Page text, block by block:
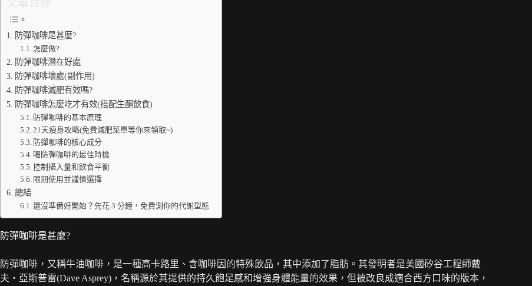
防彈咖啡是甚麼?
怎麼做?
防彈咖啡潛在好處
防彈咖啡壞處(副作用)
防彈咖啡減肥有效嗎?
防彈咖啡怎麼吃才有效(搭配生酮飲食)
防彈咖啡的基本原理
21天瘦身攻略(免費減肥菜單等你來領取~)
防彈咖啡的核心成分
喝防彈咖啡的最佳時機
控制攝入量和飲食平衡
限期使用並謹慎選擇
總結
還沒準備好開始？先花 3 分鐘，免費測你的代謝型態
防彈咖啡是甚麼?
防彈咖啡，又稱牛油咖啡，是一種高卡路里、含咖啡因的特殊飲品，其中添加了脂肪。其發明者是美國矽谷工程師戴
夫‧亞斯普雷(Dave Asprey)，名稱源於其提供的持久飽足感和增強身體能量的效果，但被改良成適合西方口味的版本，